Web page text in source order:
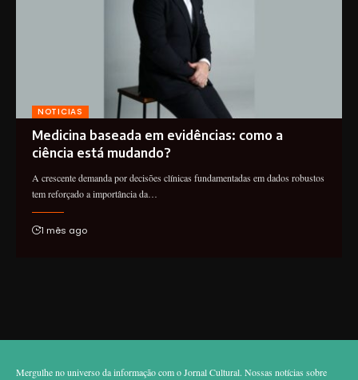
NOTICIAS
Medicina baseada em evidências: como a
ciência está mudando?
A crescente demanda por decisões clínicas fundamentadas em dados robustos
tem reforçado a importância da…
1 mês ago
Mergulhe no universo da informação com o Jornal Cultural. Nossas notícias sobre